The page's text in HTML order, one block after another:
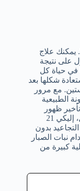
يمكنك علاج
على نتيجة
في حياة كل
شكلها بعد
مع مرور
الطبيعية
ظهور
علامات تقدم السن و التجاعيد. في هذا المقال، إليكي 21
بدون
نبات الصبار
كبيرة من